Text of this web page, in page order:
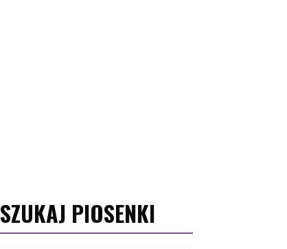
SZUKAJ PIOSENKI